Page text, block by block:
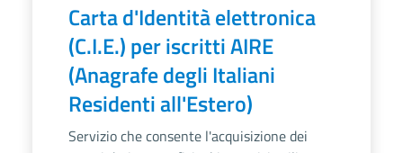
Carta d'Identità elettronica
(C.I.E.) per iscritti AIRE
(Anagrafe degli Italiani
Residenti all'Estero)
Servizio che consente l'acquisizione dei